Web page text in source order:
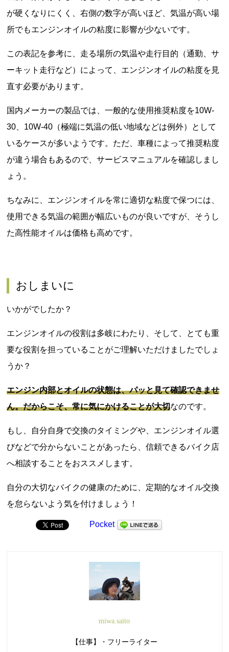
が硬くなりにくく、右側の数字が高いほど、気温が高い場
所でもエンジンオイルの粘度に影響が少ないです。
この表記を参考に、走る場所の気温や走行目的（通勤、サ
ーキット走行など）によって、エンジンオイルの粘度を見
直す必要があります。
国内メーカーの製品では、一般的な使用推奨粘度を10W-
30、10W-40（極端に気温の低い地域などは例外）として
いるケースが多いようです。ただ、車種によって推奨粘度
が違う場合もあるので、サービスマニュアルを確認しまし
ょう。
ちなみに、エンジンオイルを常に適切な粘度で保つには、
使用できる気温の範囲が幅広いものが良いですが、そうし
た高性能オイルは価格も高めです。
おしまいに
いかがでしたか？
エンジンオイルの役割は多岐にわたり、そして、とても重
要な役割を担っていることがご理解いただけましたでしょ
うか？
エンジン内部とオイルの状態は、パッと見て確認できませ
ん。だからこそ、常に気にかけることが大切なのです。
もし、自分自身で交換のタイミングや、エンジンオイル選
びなどで分からないことがあったら、信頼できるバイク店
へ相談することをおススメします。
自分の大切なバイクの健康のために、定期的なオイル交換
を怠らないよう気を付けましょう！
Pocket
miwa.saito
【仕事】・フリーライター